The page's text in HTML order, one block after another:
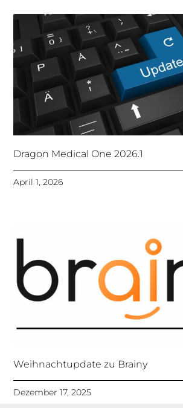
Dragon Medical One 2026.1
April 1, 2026
Weihnachtupdate zu Brainy
Dezember 17, 2025